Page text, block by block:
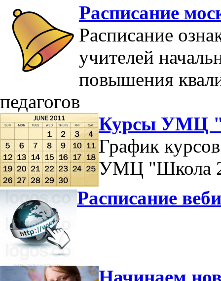
Расписание
Расписание
учителей
повышения
педагогов
Курсы УМЦ
График
УМЦ "Школа
Расписание